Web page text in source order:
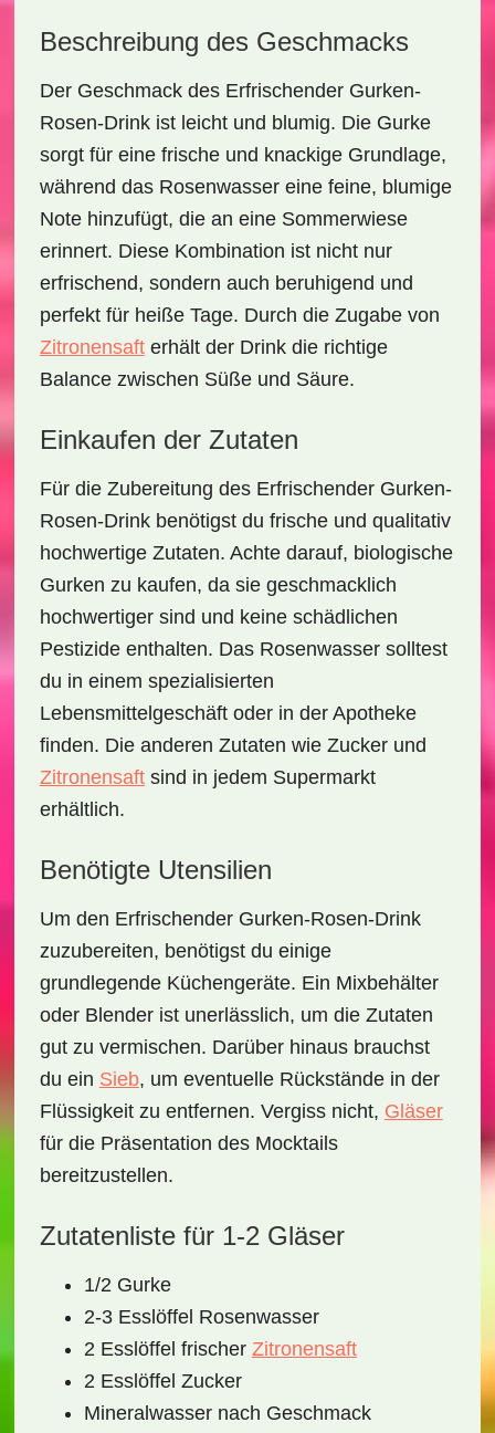
Beschreibung des Geschmacks
Der Geschmack des Erfrischender Gurken-
Rosen-Drinkist leicht und blumig. Die Gurke
sorgt für eine frische und knackige Grundlage,
während das Rosenwasser eine feine, blumige
Note hinzufügt, die an eine Sommerwiese
erinnert. Diese Kombination ist nicht nur
erfrischend, sondern auch beruhigend und
perfekt für heiße Tage. Durch die Zugabe von
Zitronensafterhält der Drink die richtige
Balance zwischen Süße und Säure.
Einkaufen der Zutaten
Für die Zubereitung des Erfrischender Gurken-
Rosen-Drinkbenötigst du frische und qualitativ
hochwertige Zutaten. Achte darauf, biologische
Gurken zu kaufen, da sie geschmacklich
hochwertiger sind und keine schädlichen
Pestizide enthalten. Das Rosenwasser solltest
du in einem spezialisierten
Lebensmittelgeschäft oder in der Apotheke
finden. Die anderen Zutaten wie Zuckerund
Zitronensaftsind in jedem Supermarkt
erhältlich.
Benötigte Utensilien
Um den Erfrischender Gurken-Rosen-Drink
zuzubereiten, benötigst du einige
grundlegende Küchengeräte. Ein Mixbehälter
oder Blenderist unerlässlich, um die Zutaten
gut zu vermischen. Darüber hinaus brauchst
du ein Sieb, um eventuelle Rückstände in der
Flüssigkeit zu entfernen. Vergiss nicht, Gläser
für die Präsentation des Mocktails
bereitzustellen.
Zutatenliste für 1-2 Gläser
1/2 Gurke
2-3 Esslöffel Rosenwasser
2 Esslöffel frischer Zitronensaft
2 Esslöffel Zucker
Mineralwasser nach Geschmack